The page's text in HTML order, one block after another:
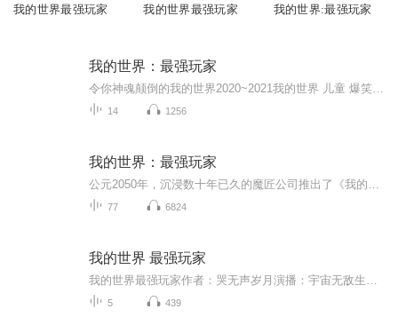
我的世界最强玩家 我的世界最强玩家 我的世界:最强玩家
我的世界：最强玩家
14 1256
我的世界：最强玩家
77 6824
我的世界 最强玩家
5 439